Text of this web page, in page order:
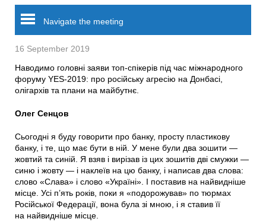
Navigate the meeting
16 September 2019
Наводимо головні заяви топ-спікерів під час міжнародного
форуму YES-2019: про російську агресію на Донбасі,
олігархів та плани на майбутнє.
Олег Сенцов
Сьогодні я буду говорити про банку, просту пластикову
банку, і те, що має бути в ній. У мене були два зошити —
жовтий та синій. Я взяв і вирізав із цих зошитів дві смужки —
синю і жовту — і наклеїв на цю банку, і написав два слова:
слово «Слава» і слово «Україні». І поставив на найвидніше
місце. Усі п’ять років, поки я «подорожував» по тюрмах
Російської Федерації, вона була зі мною, і я ставив її
на найвидніше місце.